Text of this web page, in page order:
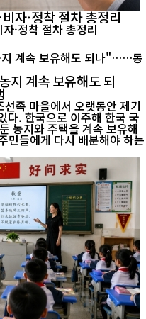
자·정착 절차 총정리
지 계속 보유해도 되
족 마을에서 오랫동안 제기
다. 한국으로 이주해 한국 국
농지와 주택을 계속 보유해
민들에게 다시 배분해야 하는